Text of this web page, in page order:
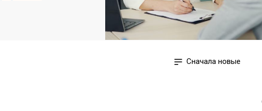
Сначала новые